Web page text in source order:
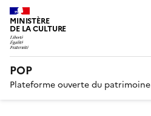
MINISTÈRE
DE LA CULTURE
POP
Plateforme ouverte du patrimoine